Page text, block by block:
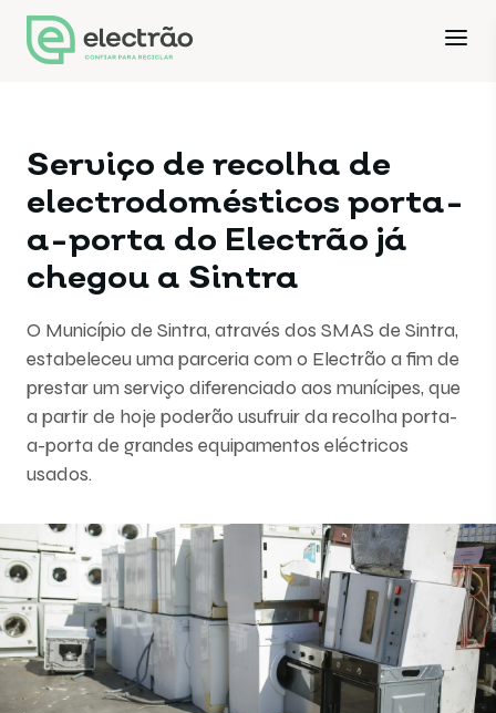
Serviço de recolha de
electrodomésticos porta-
a-porta do Electrão já
chegou a Sintra
O Município de Sintra, através dos SMAS de Sintra,
estabeleceu uma parceria com o Electrão a fim de
prestar um serviço diferenciado aos munícipes, que
a partir de hoje poderão usufruir da recolha porta-
a-porta de grandes equipamentos eléctricos
usados.